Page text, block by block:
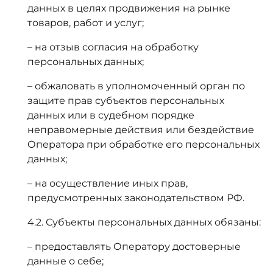
данных в целях продвижения на рынке
товаров, работ и услуг;
– на отзыв согласия на обработку
персональных данных;
– обжаловать в уполномоченный орган по
защите прав субъектов персональных
данных или в судебном порядке
неправомерные действия или бездействие
Оператора при обработке его персональных
данных;
– на осуществление иных прав,
предусмотренных законодательством РФ.
4.2. Субъекты персональных данных обязаны:
– предоставлять Оператору достоверные
данные о себе;